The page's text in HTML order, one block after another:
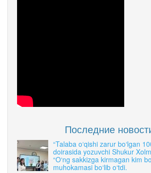
Последние
“Talaba o‘qishi zarur bo‘lgan
doirasida yozuvchi Shukur
“O‘ng sakkizga kirmagan kim
muhokamasi bo‘lib o‘tdi.